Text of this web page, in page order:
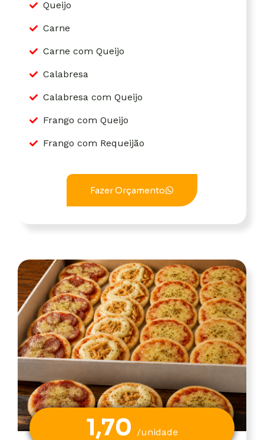
Queijo
Carne
Carne com Queijo
Calabresa
Calabresa com Queijo
Frango com Queijo
Frango com Requeijão
Fazer Orçamento
1,70 /unidade